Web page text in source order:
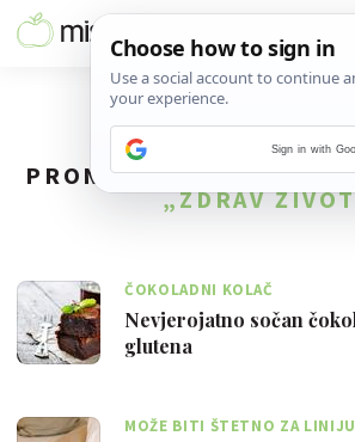
PRONAĐENO305
„ZDRAV
ČOKOLADNI KOLAČ
Nevjerojatno sočan
glutena
MOŽE BITI ŠTETNO ZA LINIJU
Sign in with